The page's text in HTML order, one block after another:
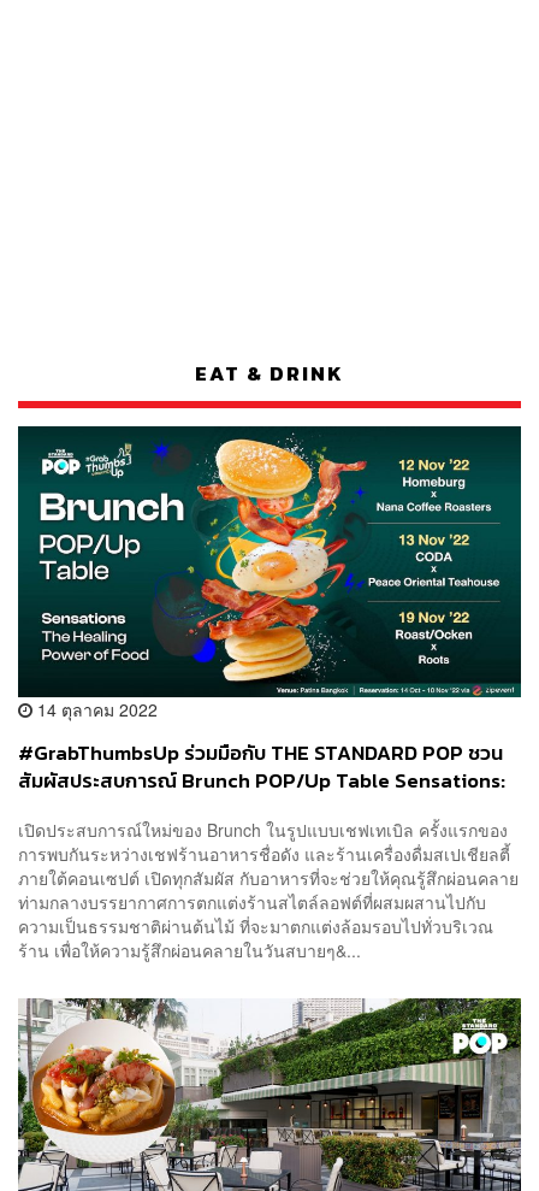
EAT & DRINK
14 ตุลาคม 2022
#GrabThumbsUp ร่วมมือกับ THE STANDARD POP ชวน
สัมผัสประสบการณ์ Brunch POP/Up Table Sensations:
เปิดประสบการณ์ใหม่ของ Brunch ในรูปแบบเชฟเทเบิล ครั้งแรกของ
การพบกันระหว่างเชฟร้านอาหารชื่อดัง และร้านเครื่องดื่มสเปเชียลตี้
ภายใต้คอนเซปต์ เปิดทุกสัมผัส กับอาหารที่จะช่วยให้คุณรู้สึกผ่อนคลาย
ท่ามกลางบรรยากาศการตกแต่งร้านสไตล์ลอฟต์ที่ผสมผสานไปกับ
ความเป็นธรรมชาติผ่านต้นไม้ ที่จะมาตกแต่งล้อมรอบไปทั่วบริเวณ
ร้าน เพื่อให้ความรู้สึกผ่อนคลายในวันสบายๆ&...